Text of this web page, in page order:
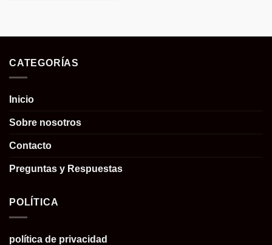
CATEGORÍAS
Inicio
Sobre nosotros
Contacto
Preguntas y Respuestas
POLÍTICA
política de privacidad